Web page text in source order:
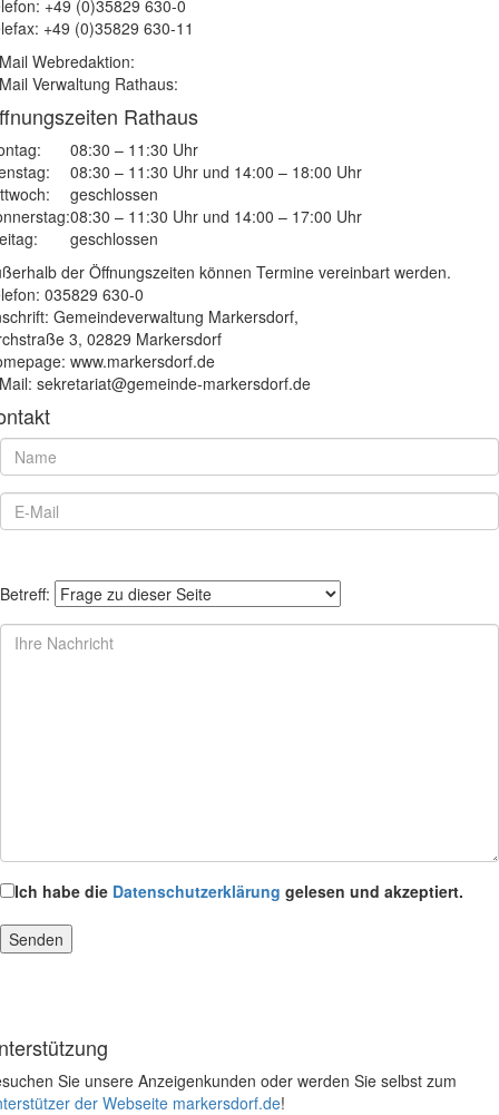
+49 (0)35829 630-0
+49 (0)35829 630-11
Webredaktion:
Verwaltung Rathaus:
Rathaus
08:30 – 11:30 Uhr
08:30 – 11:30 Uhr und 14:00 – 18:00 Uhr
geschlossen
08:30 – 11:30 Uhr und 14:00 – 17:00 Uhr
geschlossen
der Öffnungszeiten können Termine vereinbart werden.
035829 630-0
Gemeindeverwaltung Markersdorf,
3, 02829 Markersdorf
www.markersdorf.de
sekretariat@gemeinde-markersdorf.de
Betreff:
Ich habe die Datenschutzerklärung gelesen und akzeptiert.
Sie unsere Anzeigenkunden oder werden Sie selbst zum
der Webseite markersdorf.de!